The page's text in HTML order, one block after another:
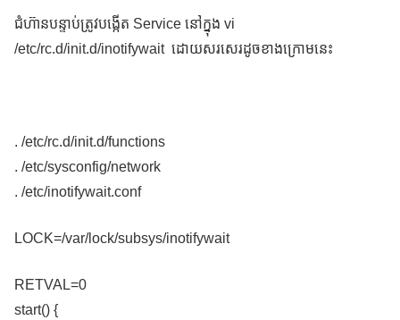
ជំហ៊ានបន្ទាប់ត្រូវបង្កើត Service នៅក្នុង vi
/etc/rc.d/init.d/inotifywait ដោយសរសេរដូចខាងក្រោមនេះ
. /etc/rc.d/init.d/functions
. /etc/sysconfig/network
. /etc/inotifywait.conf
LOCK=/var/lock/subsys/inotifywait
RETVAL=0
start() {